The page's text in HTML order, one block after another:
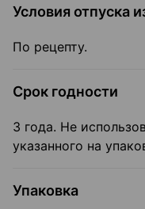
Условия отпуска
По рецепту.
Срок годности
3 года. Не
указанного на
Упаковка